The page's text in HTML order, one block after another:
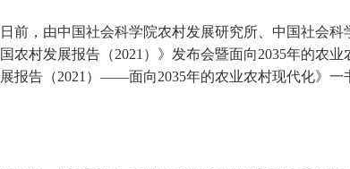
日前，由中国社会科学院农村发展研究所、中国社会
国农村发展报告（2021）》发布会暨面向2035年的农
展报告（2021）——面向2035年的农业农村现代化》一